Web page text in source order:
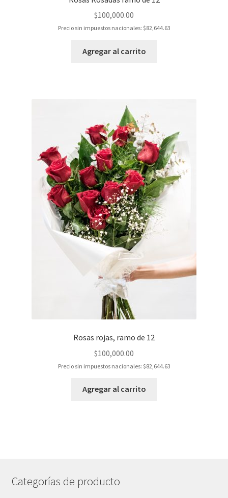
$100,000.00
Precio sin impuestos nacionales: $82,644.63
Agregar al carrito
Rosas rojas, ramo de 12
$100,000.00
Precio sin impuestos nacionales: $82,644.63
Agregar al carrito
Categorías de producto